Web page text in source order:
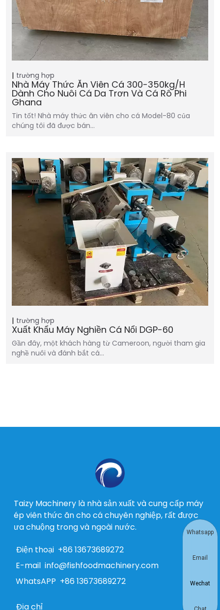
trường hợp
Nhà Máy Thức Ăn Viên Cá 300-350kg/h
Dành Cho Nuôi Cá Da Trơn Và Cá Rô Phi
Ghana
Tin tốt! Nhà máy thức ăn viên cho cá Model-80 của
chúng tôi đã được bán…
trường hợp
Xuất Khẩu Máy Nghiền Cá Nổi DGP-60
Gần đây, một khách hàng từ Cameroon, người tham gia
nghề nuôi và đánh bắt cá…
Taizy Machinery là nhà sản xuất và cung cấp máy
ép viên thức ăn cho cá chuyên nghiệp, rất được
ưa chuộng trong và ngoài nước.
Điện thoại +86 13673689272
E-mail info@fishfoodmachinery.com
WhatsAPP +86 13673689272
Địa chỉ
Whatsapp
Email
Wechat